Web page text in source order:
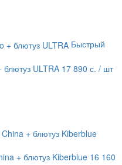
Быстрый
ULTRA 17 890 с. / шт
+ блютуз Kiberblue 16 160